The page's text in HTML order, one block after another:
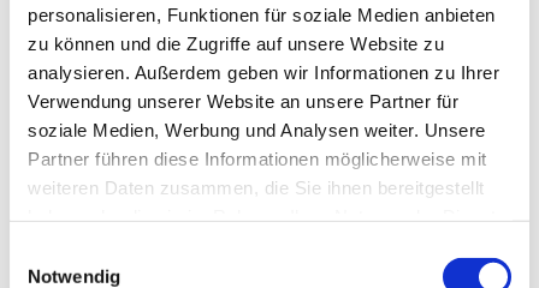
personalisieren, Funktionen für soziale Medien anbieten
zu können und die Zugriffe auf unsere Website zu
analysieren. Außerdem geben wir Informationen zu Ihrer
Verwendung unserer Website an unsere Partner für
soziale Medien, Werbung und Analysen weiter. Unsere
Partner führen diese Informationen möglicherweise mit
weiteren Daten zusammen, die Sie ihnen bereitgestellt
Notwendig
http://www.mopo.de/hamburg/lassmachen/absti
mmung_geldfuersquartier/
Übrigens wurde auch unser Förderantrag bei der
städtischen IFB, die Zuschüsse für Entsiegelungen
vergibt, schon mehr oder weniger bewilligt. Auf die
endgültige Zusage müssen wir aber noch eine